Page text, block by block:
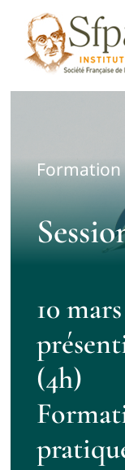
Passer
contenu
Accueil
Adler & la SFPA
News
Contact
10
(4h)